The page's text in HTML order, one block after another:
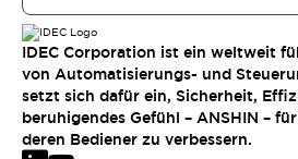
IDEC Corporation ist ein weltweit
von Automatisierungs- und
setzt sich dafür ein, Sicherheit,
beruhigendes Gefühl – ANSHIN –
deren Bediener zu verbessern.